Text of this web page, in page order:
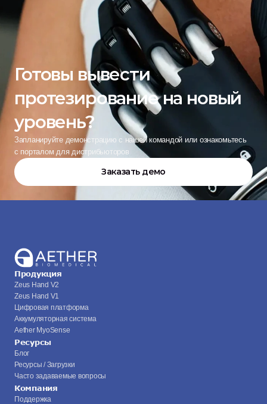
Готовы вывести
протезирование на новый
уровень?
Запланируйте демонстрацию с нашей командой или ознакомьтесь
с порталом для дистрибьюторов
Заказать демо
Продукция
Zeus Hand V2
Zeus Hand V1
Цифровая платформа
Аккумуляторная система
Aether MyoSense
Ресурсы
Блог
Ресурсы / Загрузки
Часто задаваемые вопросы
Компания
Поддержка